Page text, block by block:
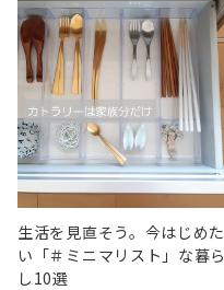
生活を見直そう。今はじめた
い「＃ミニマリスト」な暮ら
し10選